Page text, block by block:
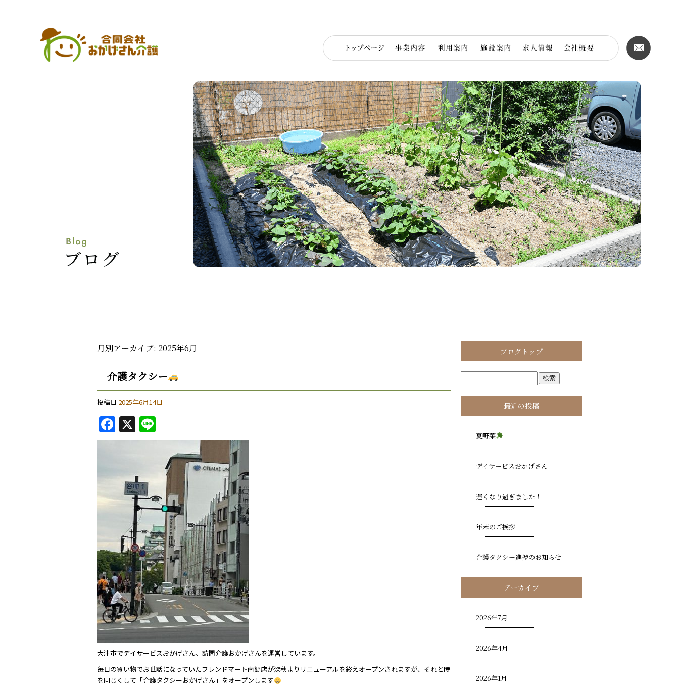
月別アーカイブ: 2025年6月
介護タクシー
投稿日 2025年6月14日
F
a
e
b
o
k
X
n
大津市でデイサービスおかげさん、訪問介護おかげさんを運営しています。
毎日の買い物でお世話になっていたフレンドマート南郷店が深秋よりリニューアルを終えオープンされますが、それと時
を同じくして「介護タクシーおかげさん」をオープンします
ブログトップ
最近の投稿
夏野菜
デイサービスおかげさん
遅くなり過ぎました！
年末のご挨拶
介護タクシー進捗のお知らせ
アーカイブ
2026年7月
2026年4月
2026年1月